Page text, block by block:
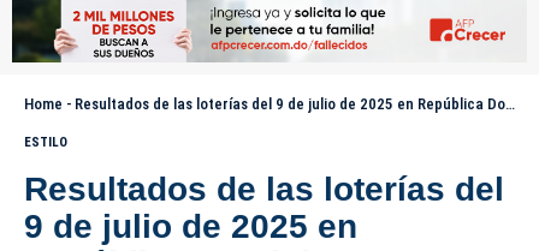
Home - Resultados de las loterías del 9 de julio de 2025 en República Dominicana: Leidsa, Nacional, Loteka, Real, La Primera, La Suerte y más
ESTILO
Resultados de las loterías del
9 de julio de 2025 en